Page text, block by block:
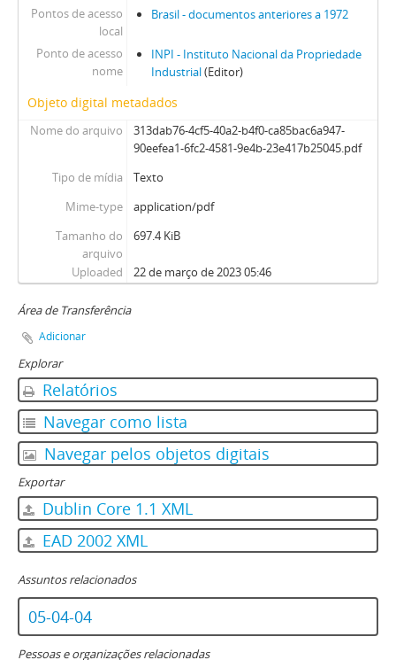
Pontos de acesso
local
Brasil - documentos anteriores a 1972
Ponto de acesso
nome
INPI - Instituto Nacional da Propriedade
Industrial(Editor)
Objeto digital metadados
Nome do arquivo
313dab76-4cf5-40a2-b4f0-ca85bac6a947-
90eefea1-6fc2-4581-9e4b-23e417b25045.pdf
Tipo de mídia
Texto
Mime-type
application/pdf
Tamanho do
arquivo
697.4 KiB
Uploaded 22 de março de 2023 05:46
Área de Transferência
Adicionar
Explorar
Relatórios
Navegar como lista
Navegar pelos objetos digitais
Exportar
Dublin Core 1.1 XML
EAD 2002 XML
Assuntos relacionados
05-04-04
Pessoas e organizações relacionadas